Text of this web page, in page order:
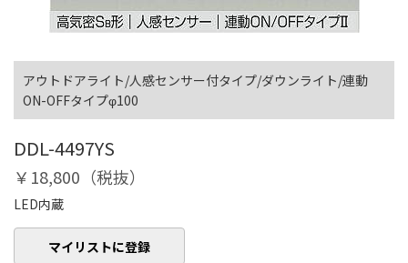
アウトドアライト/人感センサー付タイプ/ダウンライト/連動
ON-OFFタイプφ100
DDL-4497YS
￥18,800（税抜）
LED内蔵
マイリストに登録